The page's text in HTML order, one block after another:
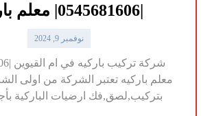
|0545681606| معلم باركيه
نوفمبر 9, 2024
معلم باركيه تعتبر الشركة من اولى
بتركيب,لصق,فك ارضيات الباركية